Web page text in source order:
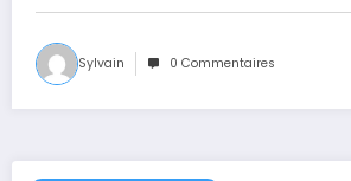
Sylvain 0 Commentaires